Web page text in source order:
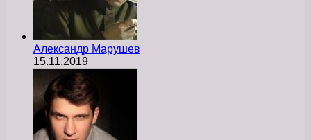
Александр Марушев
15.11.2019